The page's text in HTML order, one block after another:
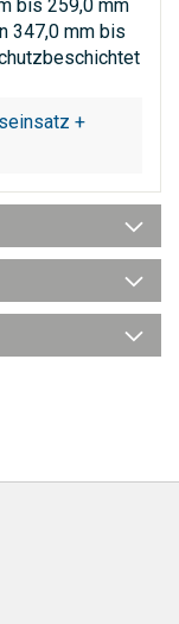
bis 259,0 mm
347,0 mm bis
+